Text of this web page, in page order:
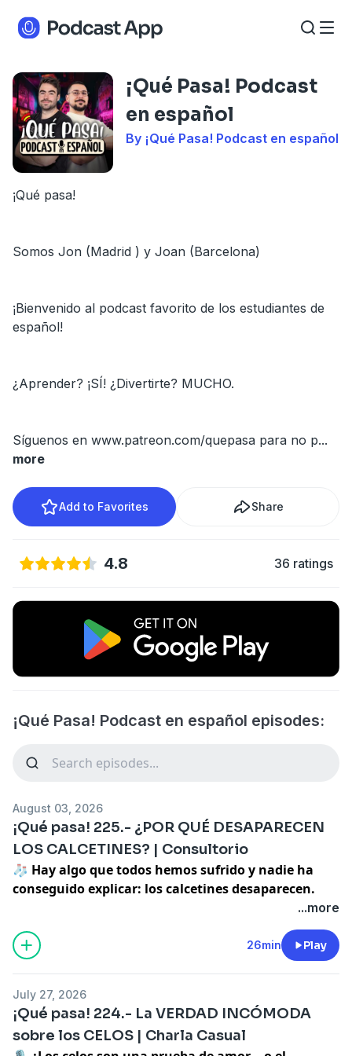
¡Qué Pasa! Podcast
en español
By ¡Qué Pasa! Podcast en español
¡Qué pasa!
Somos Jon (Madrid ) y Joan (Barcelona)
¡Bienvenido al podcast favorito de los estudiantes de
español!
¿Aprender? ¡SÍ! ¿Divertirte? MUCHO.
Síguenos en www.patreon.com/quepasa para no p...
more
Add to Favorites Share
4.8 36 ratings
¡Qué Pasa! Podcast en español episodes:
August 03, 2026
¡Qué pasa! 225.- ¿POR QUÉ DESAPARECEN
LOS CALCETINES? | Consultorio
🧦 Hay algo que todos hemos sufrido y nadie ha
conseguido explicar: los calcetines desaparecen.
¿DÓNDE ESTÁ EL OTRO?
¿La lavadora se lo ha comido? ¿Existe una dimensión
conspiración internacional? ¿O simplemente somos
unos completos inútiles haciendo la colada?
En elconsultorio del episodio 225 de ¡Qué Pasa!
...more
26min Play
July 27, 2026
¡Qué pasa! 224.- La VERDAD INCÓMODA
sobre los CELOS | Charla Casual